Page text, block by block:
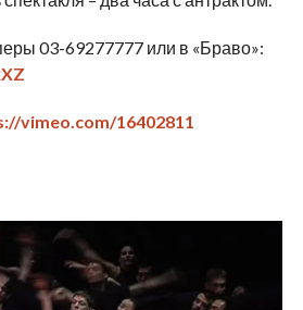
03-69277777 или в «Браво»:
vimeo.com/16402811